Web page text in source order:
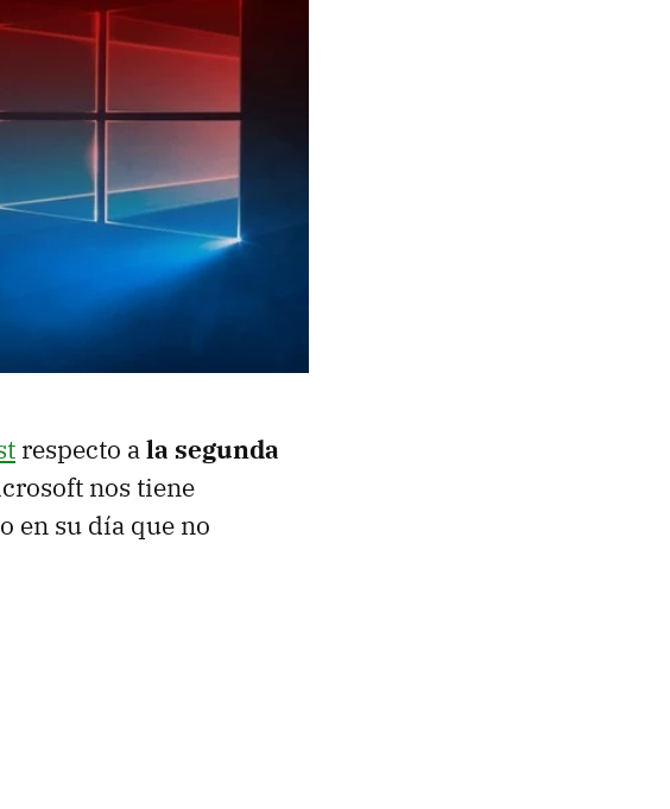
respecto ala segunda
nos tiene
en su día que no